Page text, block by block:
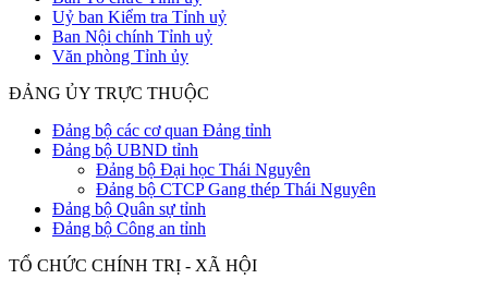
Uỷ ban Kiểm tra Tỉnh uỷ
Ban Nội chính Tỉnh uỷ
Văn phòng Tỉnh ủy
ĐẢNG ỦY TRỰC THUỘC
Đảng bộ các cơ quan Đảng tỉnh
Đảng bộ UBND tỉnh
Đảng bộ Đại học Thái Nguyên
Đảng bộ CTCP Gang thép Thái Nguyên
Đảng bộ Quân sự tỉnh
Đảng bộ Công an tỉnh
TỔ CHỨC CHÍNH TRỊ - XÃ HỘI